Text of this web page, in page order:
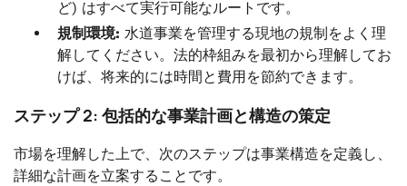
ど) はすべて実行可能なルートです。
規制環境: 水道事業を管理する現地の規制をよく理
解してください。法的枠組みを最初から理解してお
けば、将来的には時間と費用を節約できます。
ステップ 2: 包括的な事業計画と構造の策定
市場を理解した上で、次のステップは事業構造を定義し、
詳細な計画を立案することです。